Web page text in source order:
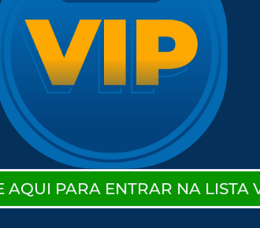
AQUI PARA ENTRAR NA LISTA